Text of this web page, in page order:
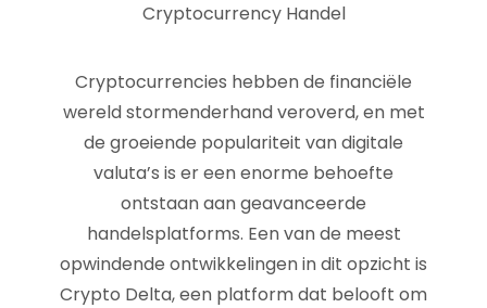
Cryptocurrency Handel
Cryptocurrencies hebben de financiële
wereld stormenderhand veroverd, en met
de groeiende populariteit van digitale
valuta’s is er een enorme behoefte
ontstaan aan geavanceerde
handelsplatforms. Een van de meest
opwindende ontwikkelingen in dit opzicht is
Crypto Delta, een platform dat belooft om